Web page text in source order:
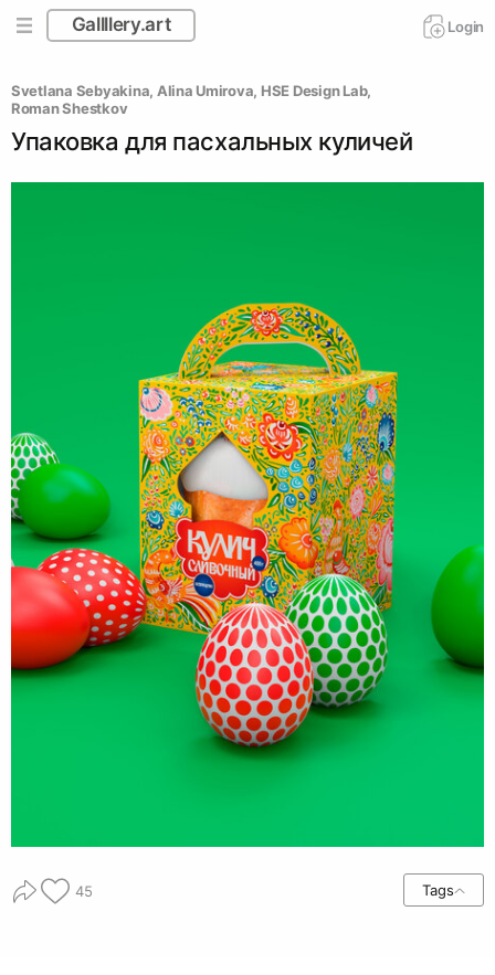
Gallllery.art Login
Svetlana Sebyakina, Alina Umirova, HSE Design Lab,
Roman Shestkov
Упаковка для пасхальных куличей
45 Tags